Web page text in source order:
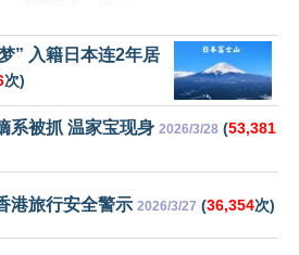
” 入籍日本连2年居
次)
系被抓 温家宝现身 2026/3/28 (53,381
港旅行安全警示 2026/3/27 (36,354次)